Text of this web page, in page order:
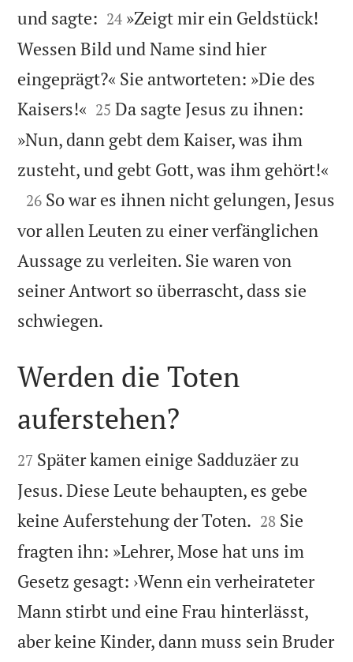
und sagte: 

24 »Zeigt mir ein Geldstück!
Wessen Bild und Name sind hier
eingeprägt?« Sie antworteten: »Die des
Kaisers!« 

25 Da sagte Jesus zu ihnen:
»Nun, dann gebt dem Kaiser, was ihm
zusteht, und gebt Gott, was ihm gehört!«

26 So war es ihnen nicht gelungen, Jesus
vor allen Leuten zu einer verfänglichen
Aussage zu verleiten. Sie waren von
seiner Antwort so überrascht, dass sie
schwiegen.

Werden die Toten
auferstehen?

27 Später kamen einige Sadduzäer zu
Jesus. Diese Leute behaupten, es gebe
keine Auferstehung der Toten. 

28 Sie
fragten ihn: »Lehrer, Mose hat uns im
Gesetz gesagt: ›Wenn ein verheirateter
Mann stirbt und eine Frau hinterlässt,
aber keine Kinder, dann muss sein Bruder